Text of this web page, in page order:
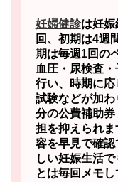
妊婦健診は妊娠
回、初期は4週
期は毎週1回の
血圧・尿検査
行い、時期に
試験などが加
分の公費補助
担を抑えられ
容を早見で確
しい妊娠生活
とは毎回メモし